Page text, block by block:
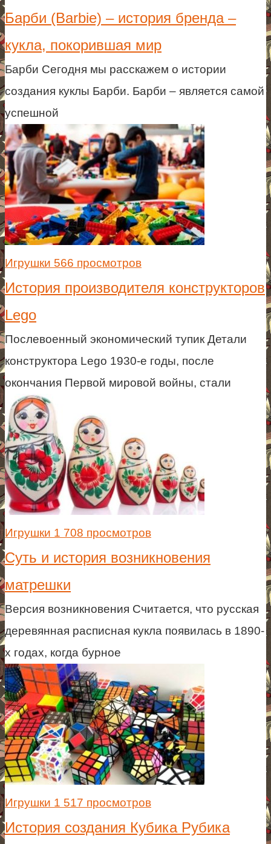
Барби (Barbie) – история бренда –
кукла, покорившая мир
Барби Сегодня мы расскажем о истории
создания куклы Барби. Барби – является самой
успешной
Игрушки 566 просмотров
История производителя конструкторов
Lego
Послевоенный экономический тупик Детали
конструктора Lego 1930-е годы, после
окончания Первой мировой войны, стали
Игрушки 1 708 просмотров
Суть и история возникновения
матрешки
Версия возникновения Считается, что русская
деревянная расписная кукла появилась в 1890-
х годах, когда бурное
Игрушки 1 517 просмотров
История создания Кубика Рубика